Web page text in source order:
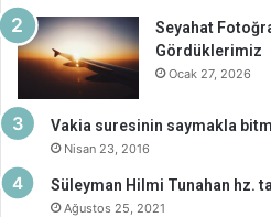
Seyahat
Gördüklerimiz
Ocak 27, 2026
Vakia suresinin saymakla
Nisan 23, 2016
Süleyman Hilmi Tunahan hz.
Ağustos 25, 2021